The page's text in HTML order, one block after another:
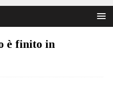
è finito in